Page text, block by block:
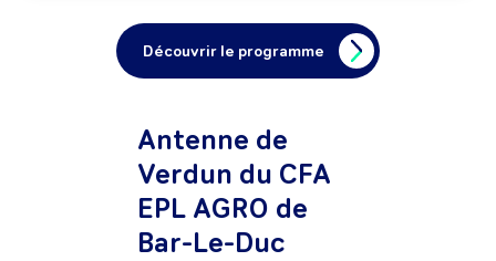
Découvrir le programme
Antenne de
Verdun du CFA
EPL AGRO de
Bar-Le-Duc